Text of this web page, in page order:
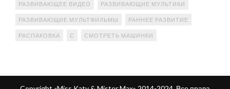
РАЗВИВАЮЩЕЕ ВИДЕО РАЗВИВАЮЩИЕ МУЛЬТИКИ
РАЗВИВАЮЩИЕ МУЛЬТФИЛЬМЫ РАННЕЕ РАЗВИТИЕ
РАСПАКОВКА С СМОТРЕТЬ МАШИНКИ